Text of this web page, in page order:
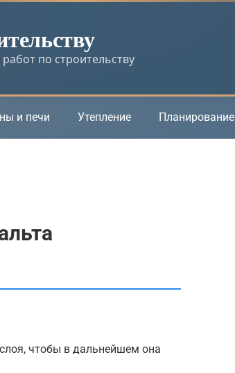
по строительству
и печи Утепление Планирование
чтобы в дальнейшем она